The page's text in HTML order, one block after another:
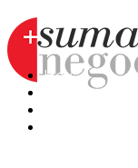
Hoy
Mercatips